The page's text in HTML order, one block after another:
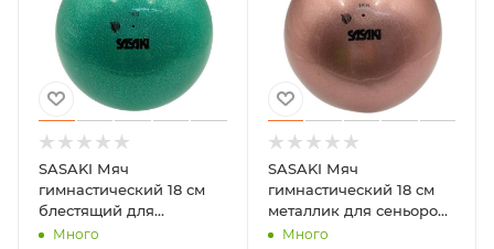
SASAKI Мяч
гимнастический 18 см
блестящий для
сеньоров M-207BRM FIG
Много
SASAKI Мяч
гимнастический 18 см
металлик для сеньоров
M-207 M FIG
Много